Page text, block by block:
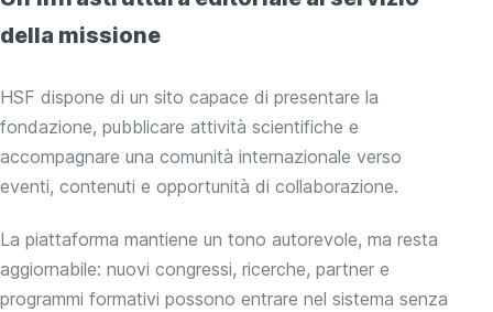
della missione
HSF dispone di un sito capace di presentare la
fondazione, pubblicare attività scientifiche e
accompagnare una comunità internazionale verso
eventi, contenuti e opportunità di collaborazione.
La piattaforma mantiene un tono autorevole, ma resta
aggiornabile: nuovi congressi, ricerche, partner e
programmi formativi possono entrare nel sistema senza